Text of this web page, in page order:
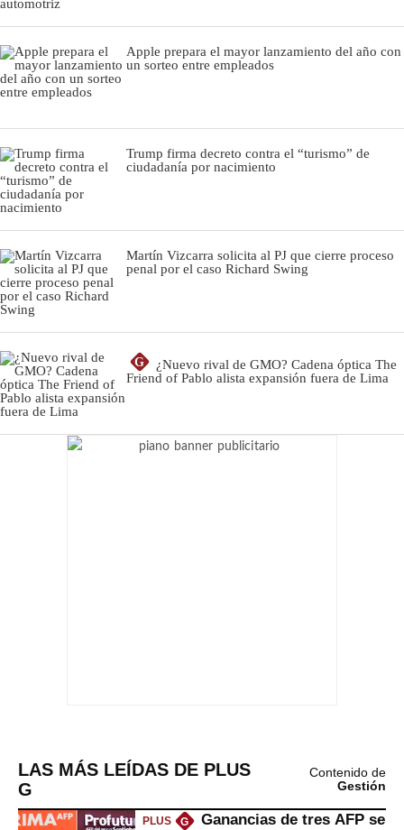
Apple prepara el mayor lanzamiento del año con
un sorteo entre empleados
Trump firma decreto contra el “turismo” de
ciudadanía por nacimiento
Martín Vizcarra solicita al PJ que cierre proceso
penal por el caso Richard Swing
G
¿Nuevo rival de GMO? Cadena óptica The
Friend of Pablo alista expansión fuera de Lima
LAS MÁS LEÍDAS DE PLUS
G
Contenido de
Gestión
PLUS G
Ganancias de tres AFP se